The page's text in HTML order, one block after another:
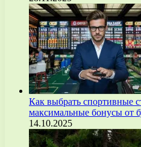
Как выбрать спортивные
максимальные бонусы от
14.10.2025